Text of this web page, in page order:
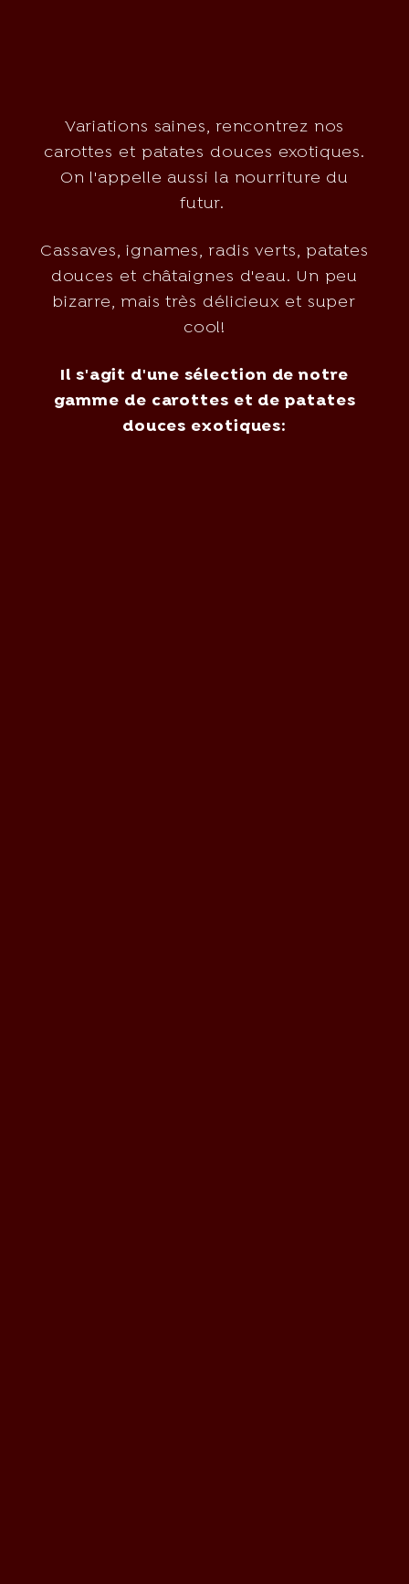
Variations saines, rencontrez nos
carottes et patates douces exotiques.
On l'appelle aussi la nourriture du
futur.
Cassaves, ignames, radis verts, patates
douces et châtaignes d'eau. Un peu
bizarre, mais très délicieux et super
cool!
Il s'agit d'une sélection de notre
gamme de carottes et de patates
douces exotiques: